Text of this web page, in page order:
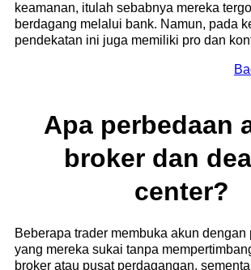
keamanan, itulah sebabnya mereka
berdagang melalui bank. Namun, pada
pendekatan ini juga memiliki pro dan
Apa perbedaan
broker dan
center?
Beberapa trader membuka akun dengan
yang mereka sukai tanpa
broker atau pusat perdagangan,